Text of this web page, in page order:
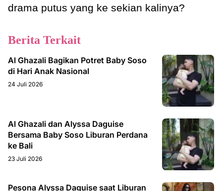
drama putus yang ke sekian kalinya?
Berita Terkait
Al Ghazali Bagikan Potret Baby Soso
di Hari Anak Nasional
24 Juli 2026
Al Ghazali dan Alyssa Daguise
Bersama Baby Soso Liburan Perdana
ke Bali
23 Juli 2026
Pesona Alyssa Daguise saat Liburan